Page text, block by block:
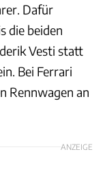
Dafür
die beiden
Vesti statt
Bei Ferrari
Rennwagen an
ANZEIGE